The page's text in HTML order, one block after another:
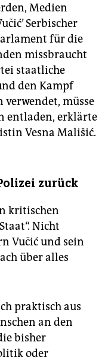
Medien
Serbischer
für die
missbraucht
staatliche
den Kampf
verwendet, müsse
entladen, erklärte
Vesna Mališić.
zurück
kritischen
Nicht
Vučić und sein
über alles
praktisch aus
an den
bisher
oder